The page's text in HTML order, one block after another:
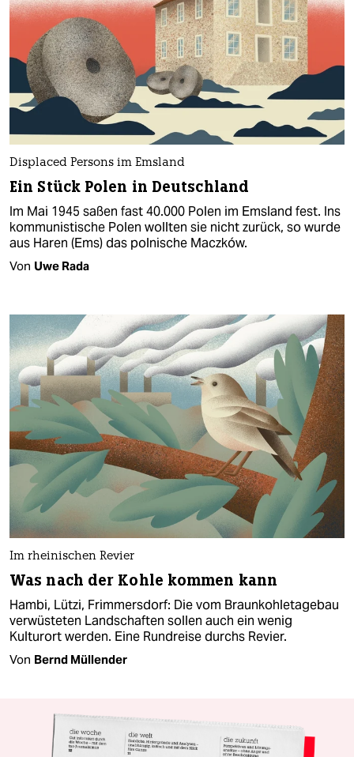
Displaced Persons im Emsland
Ein Stück Polen in Deutschland
Im Mai 1945 saßen fast 40.000 Polen im Emsland fest. Ins
kommunistische Polen wollten sie nicht zurück, so wurde
aus Haren (Ems) das polnische Maczków.
Von Uwe Rada
Im rheinischen Revier
Was nach der Kohle kommen kann
Hambi, Lützi, Frimmersdorf: Die vom Braunkohletagebau
verwüsteten Landschaften sollen auch ein wenig
Kulturort werden. Eine Rundreise durchs Revier.
Von Bernd Müllender